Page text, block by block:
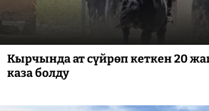
Кырчында ат сүйрөп кеткен 20
каза болду